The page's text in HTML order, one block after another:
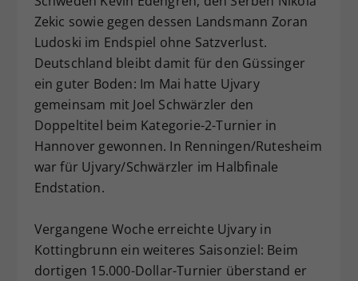
Zekic sowie gegen dessen Landsmann Zoran
Ludoski im Endspiel ohne Satzverlust.
Deutschland bleibt damit für den Güssinger
ein guter Boden: Im Mai hatte Ujvary
gemeinsam mit Joel Schwärzler den
Doppeltitel beim Kategorie-2-Turnier in
Hannover gewonnen. In Renningen/Rutesheim
war für Ujvary/Schwärzler im Halbfinale
Endstation.
Vergangene Woche erreichte Ujvary in
Kottingbrunn ein weiteres Saisonziel: Beim
dortigen 15.000-Dollar-Turnier überstand er
Zweck
Dieser Wert speichert Ihre Consent-
Einstellungen. Unter anderem eine
zufällig generierte ID, für die
historische Speicherung Ihrer
vorgenommen Einstellungen, falls der
Webseiten-Betreiber dies eingestellt
hat.